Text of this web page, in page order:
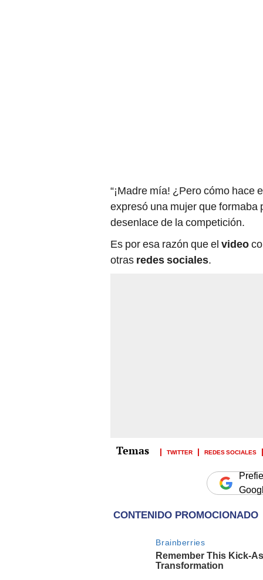
“¡Madre mía! ¿Pero cómo hace
expresó una mujer que formaba
desenlace de la competición.
Es por esa razón que el video
otras redes sociales.
TWITTER REDES SOCIALES